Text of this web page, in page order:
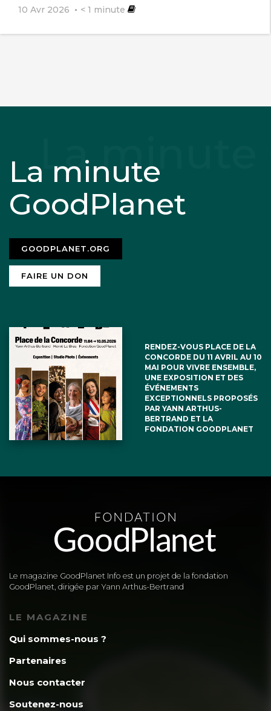
10 Avr 2026 < 1 minute
La minute
GoodPlanet
GOODPLANET.ORG
FAIRE UN DON
RENDEZ-VOUS PLACE DE LA
CONCORDE DU 11 AVRIL AU 10
MAI POUR VIVRE ENSEMBLE,
UNE EXPOSITION ET DES
ÉVÉNEMENTS
EXCEPTIONNELS PROPOSÉS
PAR YANN ARTHUS-
BERTRAND ET LA
FONDATION GOODPLANET
Le magazine GoodPlanet Info est un projet de la fondation
GoodPlanet, dirigée par Yann Arthus-Bertrand
LE MAGAZINE
Qui sommes-nous ?
Partenaires
Nous contacter
Soutenez-nous